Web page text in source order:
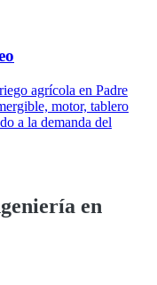
agrícola en Padre
motor, tablero
a la demanda del
en